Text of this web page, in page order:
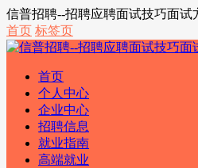
信普招聘--招聘应聘面试技巧面试
首页 标签页
首页
个人中心
企业中心
招聘信息
就业指南
高端就业